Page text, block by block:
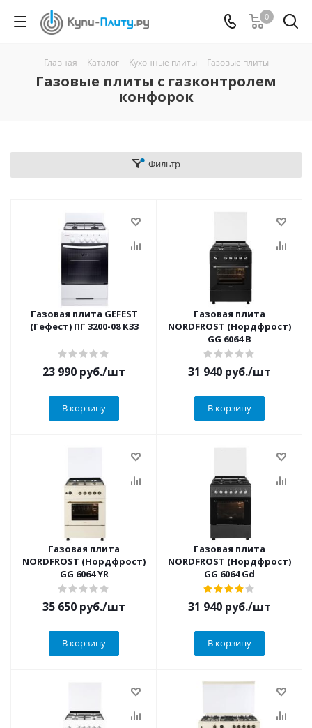
0
Главная - Каталог - Кухонные плиты - Газовые плиты
Газовые плиты с газконтролем
конфорок
Фильтр
Газовая плита GEFEST
(Гефест) ПГ 3200-08 К33
23 990 руб./шт
В корзину
Газовая плита
NORDFROST (Нордфрост)
GG 6064 B
31 940 руб./шт
В корзину
Газовая плита
NORDFROST (Нордфрост)
GG 6064 YR
35 650 руб./шт
В корзину
Газовая плита
NORDFROST (Нордфрост)
GG 6064 Gd
31 940 руб./шт
В корзину